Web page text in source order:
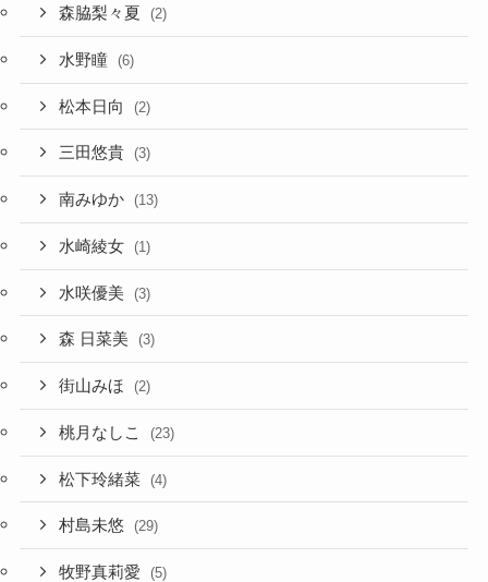
森脇梨々夏 (2)
水野瞳 (6)
松本日向 (2)
三田悠貴 (3)
南みゆか (13)
水崎綾女 (1)
水咲優美 (3)
森 日菜美 (3)
街山みほ (2)
桃月なしこ (23)
松下玲緒菜 (4)
村島未悠 (29)
牧野真莉愛 (5)